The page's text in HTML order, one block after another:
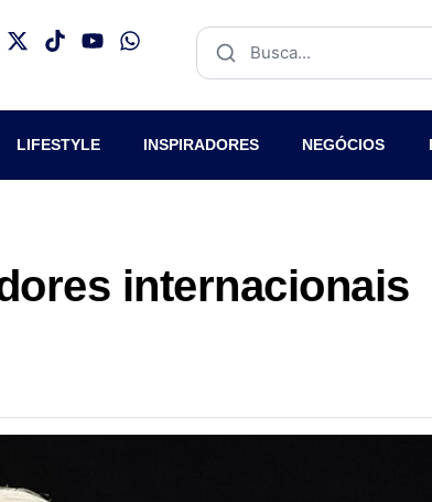
LIFESTYLE INSPIRADORES NEGÓCIOS
internacionais